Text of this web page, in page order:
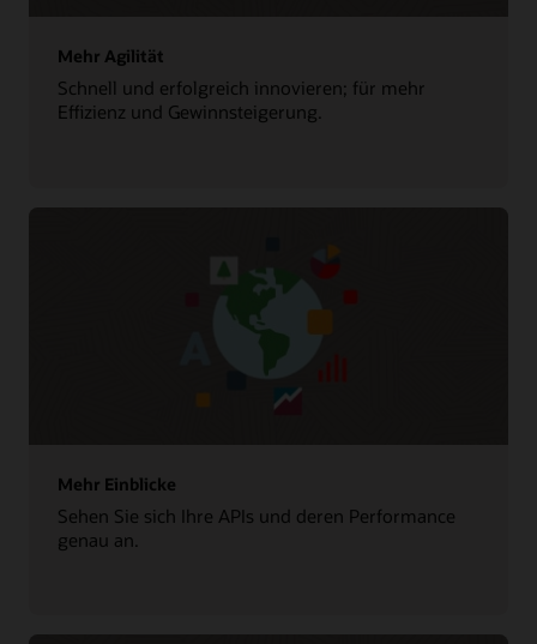
Mehr Agilität
Schnell und erfolgreich innovieren; für mehr
Effizienz und Gewinnsteigerung.
Mehr Einblicke
Sehen Sie sich Ihre APIs und deren Performance
genau an.